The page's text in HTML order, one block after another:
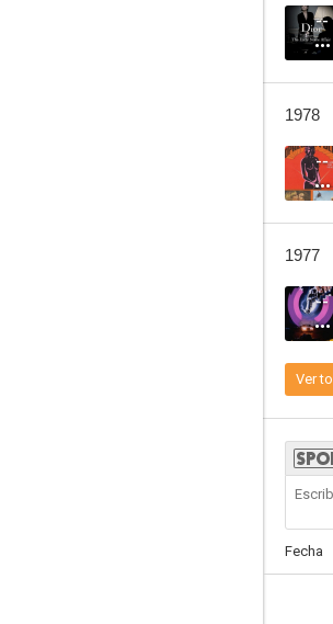
--
1978
--
1977
--
Ver
Fecha